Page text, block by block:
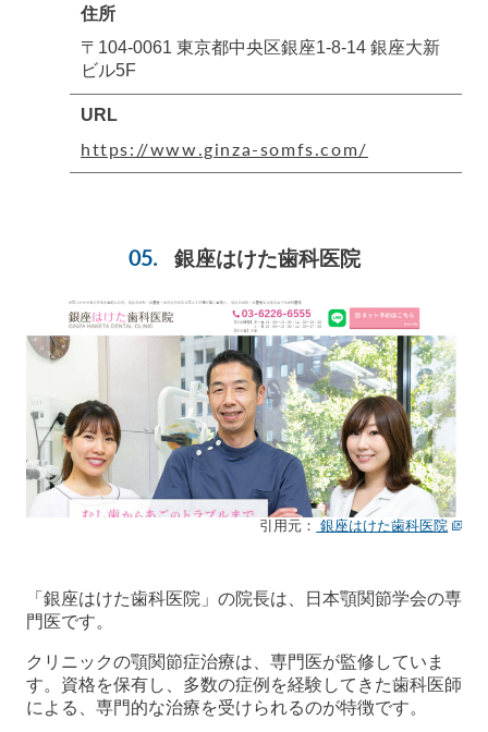
住所
〒104-0061 東京都中央区銀座1-8-14 銀座大新
ビル5F
URL
https://www.ginza-somfs.com/
銀座はけた歯科医院
引用元： 銀座はけた歯科医院
「銀座はけた歯科医院」の院長は、日本顎関節学会の専
門医です。
クリニックの顎関節症治療は、専門医が監修していま
す。資格を保有し、多数の症例を経験してきた歯科医師
による、専門的な治療を受けられるのが特徴です。